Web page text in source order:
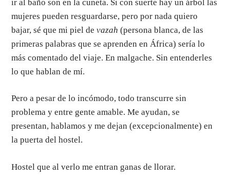
ir al baño son en la cuneta. Si con suerte hay un árbol las
mujeres pueden resguardarse, pero por nada quiero
bajar, sé que mi piel devazah (persona blanca, de las
primeras palabras que se aprenden en África) sería lo
más comentado del viaje. En malgache. Sin entenderles
lo que hablan de mí.
Pero a pesar de lo incómodo, todo transcurre sin
problema y entre gente amable. Me ayudan, se
presentan, hablamos y me dejan (excepcionalmente) en
la puerta del hostel.
Hostel que al verlo me entran ganas de llorar.